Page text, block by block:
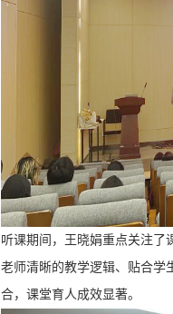
听课期间，王晓娟重点关注了
老师清晰的教学逻辑、贴合学
合，课堂育人成效显著。